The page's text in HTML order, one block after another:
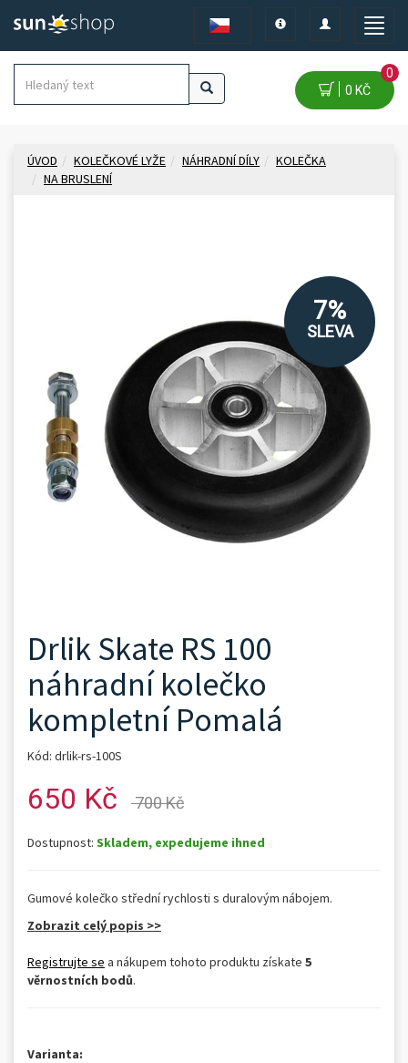
Toggle
Toggle
navigation
Toggle
0 KČ
0
ÚVOD KOLEČKOVÉ LYŽE NÁHRADNÍ DÍLY
KOLEČKA
NA BRUSLENÍ
7%
SLEVA
Drlik Skate RS 100
náhradní kolečko
kompletní Pomalá
Kód: drlik-rs-100S
650 Kč 700 Kč
Dostupnost: Skladem, expedujeme ihned
Gumové kolečko střední rychlosti s duralovým nábojem.
Zobrazit celý popis >>
Registrujte se a nákupem tohoto produktu získate 5
věrnostních bodů.
Varianta: